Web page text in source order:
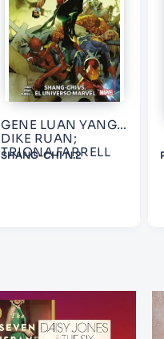
GENE LUAN YANG:
DIKE RUAN;
TRIONA FARRELL
SHANG-CHI N.2